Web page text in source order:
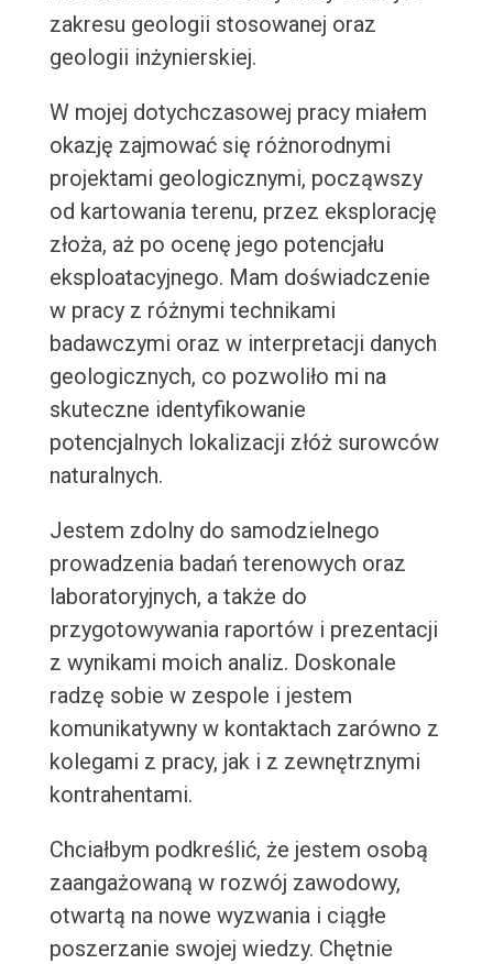
zakresu geologii stosowanej oraz
geologii inżynierskiej.
W mojej dotychczasowej pracy miałem
okazję zajmować się różnorodnymi
projektami geologicznymi, począwszy
od kartowania terenu, przez eksplorację
złoża, aż po ocenę jego potencjału
eksploatacyjnego. Mam doświadczenie
w pracy z różnymi technikami
badawczymi oraz w interpretacji danych
geologicznych, co pozwoliło mi na
skuteczne identyfikowanie
potencjalnych lokalizacji złóż surowców
naturalnych.
Jestem zdolny do samodzielnego
prowadzenia badań terenowych oraz
laboratoryjnych, a także do
przygotowywania raportów i prezentacji
z wynikami moich analiz. Doskonale
radzę sobie w zespole i jestem
komunikatywny w kontaktach zarówno z
kolegami z pracy, jak i z zewnętrznymi
kontrahentami.
Chciałbym podkreślić, że jestem osobą
zaangażowaną w rozwój zawodowy,
otwartą na nowe wyzwania i ciągłe
poszerzanie swojej wiedzy. Chętnie